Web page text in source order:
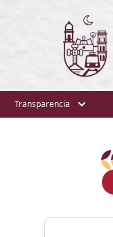
Transparencia